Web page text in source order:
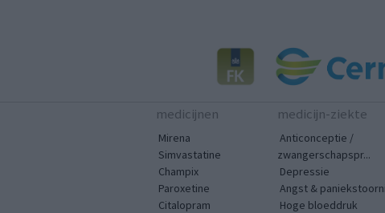
medicijnen
Mirena
Simvastatine
Champix
Paroxetine
Citalopram
medicijn-ziekte
Anticonceptie /
zwangerschapspr...
Depressie
Angst &
Hoge bloeddruk